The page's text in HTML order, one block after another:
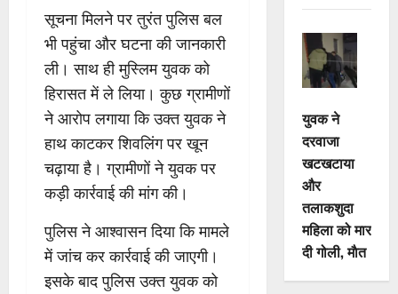
सूचना मिलने पर तुरंत पुलिस बल
भी पहुंचा और घटना की जानकारी
ली। साथ ही मुस्लिम युवक को
हिरासत में ले लिया। कुछ ग्रामीणों
ने आरोप लगाया कि उक्त युवक ने
हाथ काटकर शिवलिंग पर खून
चढ़ाया है। ग्रामीणों ने युवक पर
कड़ी कार्रवाई की मांग की।
पुलिस ने आश्वासन दिया कि मामले
में जांच कर कार्रवाई की जाएगी।
इसके बाद पुलिस उक्त युवक को
युवक ने
दरवाजा
खटखटाया
और
तलाकशुदा
महिला को मार
दी गोली, माैत